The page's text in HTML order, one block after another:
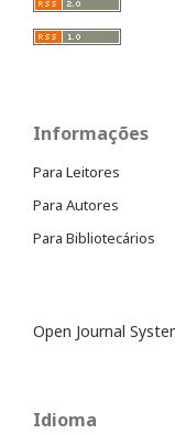
Informações
Para Leitores
Para Autores
Para Bibliotecários
Open Journal
Idioma